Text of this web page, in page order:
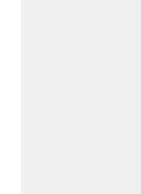
brýle, které